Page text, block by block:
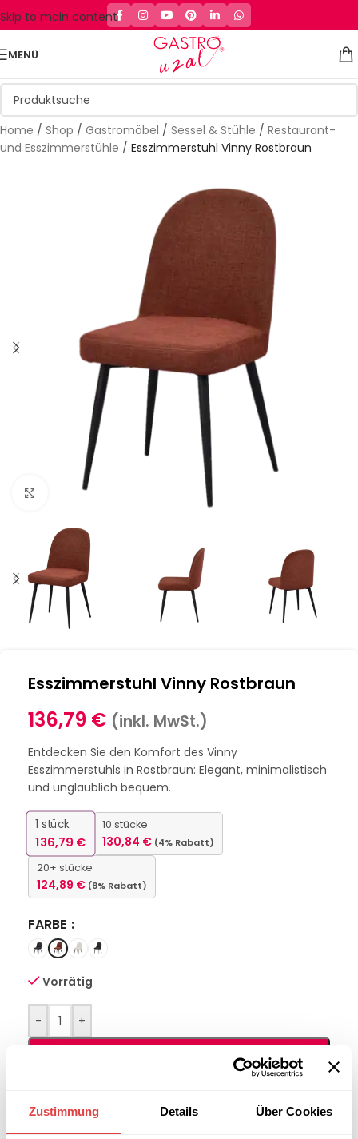
Zustimmung Details Über Cookies
Skip to main content
MENÜ
Home / Shop / Gastromöbel / Sessel & Stühle / Restaurant-
und Esszimmerstühle / Esszimmerstuhl Vinny Rostbraun
Klick zum Vergrößern
Esszimmerstuhl Vinny Rostbraun
136,79 € (inkl. MwSt.)
Entdecken Sie den Komfort des Vinny
Esszimmerstuhls in Rostbraun: Elegant, minimalistisch
und unglaublich bequem.
1 stück
136,79€
10 stücke
130,84 € (4% Rabatt)
20+ stücke
124,89 € (8% Rabatt)
FARBE
Vorrätig
- +
Interessiert an
B2B-Angebot